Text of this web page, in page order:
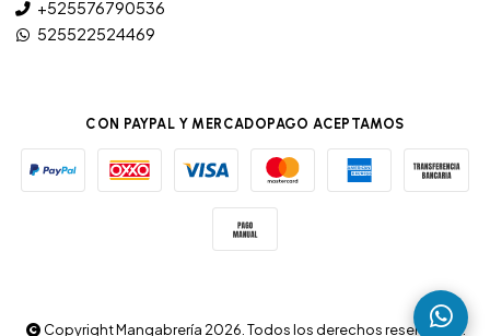
+525576790536
525522524469
CON PAYPAL Y MERCADOPAGO ACEPTAMOS
Copyright Mangabrería 2026. Todos los derechos reservados.